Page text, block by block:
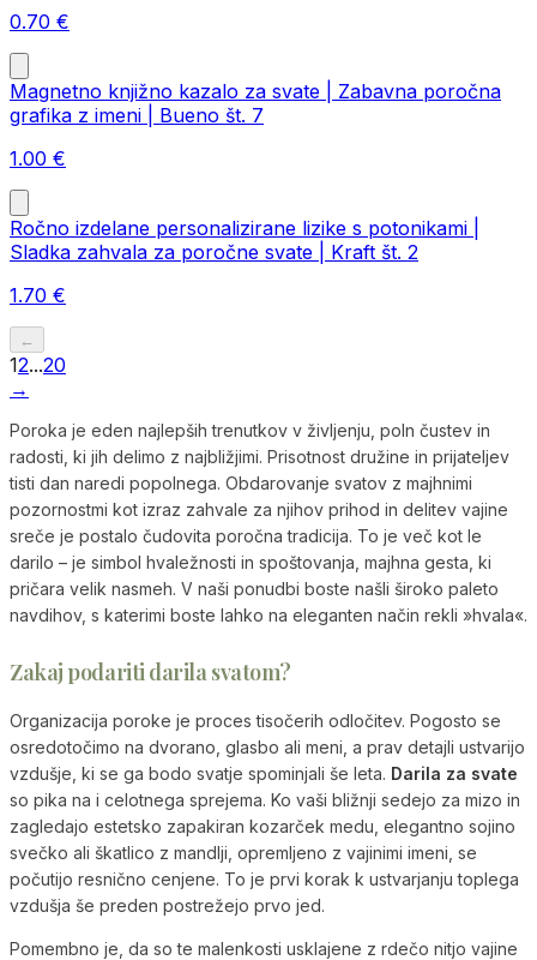
0.70 €
Magnetno knjižno kazalo za svate | Zabavna poročna
grafika z imeni | Bueno št. 7
1.00 €
Ročno izdelane personalizirane lizike s potonikami |
Sladka zahvala za poročne svate | Kraft št. 2
1.70 €
←
12...20
→
Poroka je eden najlepših trenutkov v življenju, poln čustev in
radosti, ki jih delimo z najbližjimi. Prisotnost družine in prijateljev
tisti dan naredi popolnega. Obdarovanje svatov z majhnimi
pozornostmi kot izraz zahvale za njihov prihod in delitev vajine
sreče je postalo čudovita poročna tradicija. To je več kot le
darilo – je simbol hvaležnosti in spoštovanja, majhna gesta, ki
pričara velik nasmeh. V naši ponudbi boste našli široko paleto
navdihov, s katerimi boste lahko na eleganten način rekli »hvala«.
Zakaj podariti darila svatom?
Organizacija poroke je proces tisočerih odločitev. Pogosto se
osredotočimo na dvorano, glasbo ali meni, a prav detajli ustvarijo
vzdušje, ki se ga bodo svatje spominjali še leta. Darila za svate
so pika na i celotnega sprejema. Ko vaši bližnji sedejo za mizo in
zagledajo estetsko zapakiran kozarček medu, elegantno sojino
svečko ali škatlico z mandlji, opremljeno z vajinimi imeni, se
počutijo resnično cenjene. To je prvi korak k ustvarjanju toplega
vzdušja še preden postrežejo prvo jed.
Pomembno je, da so te malenkosti usklajene z rdečo nitjo vajine